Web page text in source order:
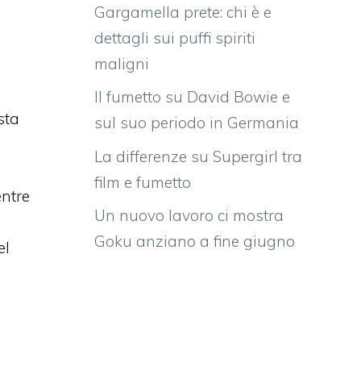
Gargamella prete: chi è e
dettagli sui puffi spiriti
maligni
Il fumetto su David Bowie e
sul suo periodo in Germania
La differenze su Supergirl tra
film e fumetto
Un nuovo lavoro ci mostra
Goku anziano a fine giugno